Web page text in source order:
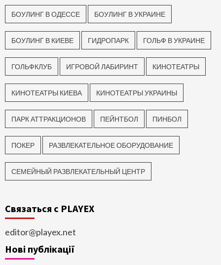
БОУЛИНГ В ОДЕССЕ БОУЛИНГ В УКРАИНЕ
БОУЛИНГ В КИЕВЕ ГИДРОПАРК ГОЛЬФ В УКРАИНЕ
ГОЛЬФКЛУБ ИГРОВОЙ ЛАБИРИНТ КИНОТЕАТРЫ
КИНОТЕАТРЫ КИЕВА КИНОТЕАТРЫ УКРАИНЫ
ПАРК АТТРАКЦИОНОВ ПЕЙНТБОЛ ПИНБОЛ
ПОКЕР РАЗВЛЕКАТЕЛЬНОЕ ОБОРУДОВАНИЕ
СЕМЕЙНЫЙ РАЗВЛЕКАТЕЛЬНЫЙ ЦЕНТР
Связаться с PLAYEX
editor@playex.net
Нові публікації